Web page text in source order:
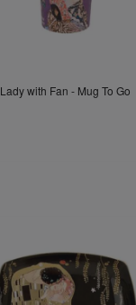
Lady with Fan - Mug To Go